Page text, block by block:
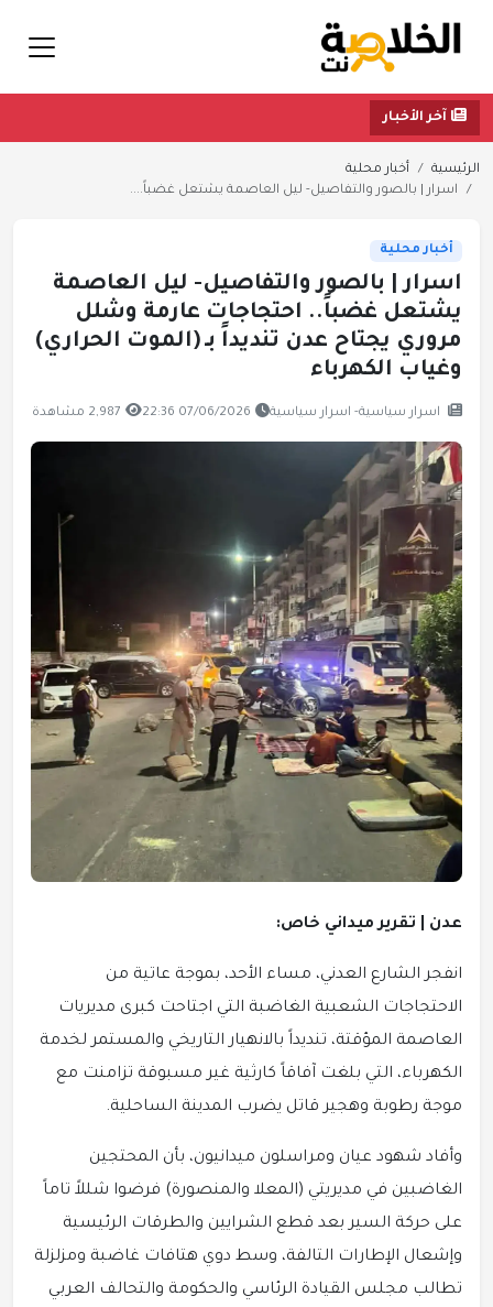
آخر الأخبار
الرئيسية
أخبار محلية
اسرار | بالصور والتفاصيل- ليل العاصمة يشتعل غضباً....
أخبار محلية
اسرار | بالصور والتفاصيل- ليل العاصمة
يشتعل غضباً.. احتجاجات عارمة وشلل
مروري يجتاح عدن تنديداً بـ (الموت الحراري)
وغياب الكهرباء
اسرار سياسية- اسرار سياسية 07/06/2026 22:36 2,987 مشاهدة
عدن | تقرير ميداني خاص:
انفجر الشارع العدني، مساء الأحد، بموجة عاتية من
الاحتجاجات الشعبية الغاضبة التي اجتاحت كبرى مديريات
العاصمة المؤقتة، تنديداً بالانهيار التاريخي والمستمر لخدمة
الكهرباء، التي بلغت آفاقاً كارثية غير مسبوقة تزامنت مع
موجة رطوبة وهجير قاتل يضرب المدينة الساحلية.
وأفاد شهود عيان ومراسلون ميدانيون، بأن المحتجين
الغاضبين في مديريتي (المعلا والمنصورة) فرضوا شللاً تاماً
على حركة السير بعد قطع الشرايين والطرقات الرئيسية
وإشعال الإطارات التالفة، وسط دوي هتافات غاضبة ومزلزلة
تطالب مجلس القيادة الرئاسي والحكومة والتحالف العربي